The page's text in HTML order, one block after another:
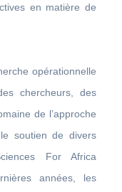
en matière de
opérationnelle
chercheurs, des
de l’approche
soutien de divers
For Africa
années, les